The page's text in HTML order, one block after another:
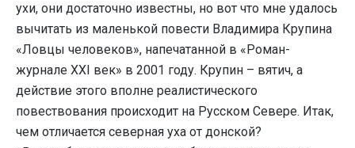
ухи, они достаточно известны, но вот что мне удалось
вычитать из маленькой повести Владимира Крупина
«Ловцы человеков», напечатанной в «Роман-
журнале ХХI век» в 2001 году. Крупин – вятич, а
действие этого вполне реалистического
повествования происходит на Русском Севере. Итак,
чем отличается северная уха от донской?